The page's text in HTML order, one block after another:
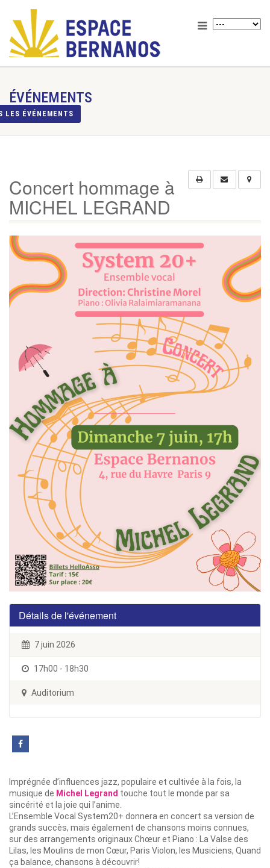
ÉVÉNEMENTS
LES ÉVÉNEMENTS
Concert hommage à
MICHEL LEGRAND
Détails de l'événement
7 juin 2026
17h00 - 18h30
Auditorium
Imprégnée d’influences jazz, populaire et cultivée à la fois, la
musique de Michel Legrand touche tout le monde par sa
sincérité et la joie qui l’anime.
L’Ensemble Vocal System20+ donnera en concert sa version de
grands succès, mais également de chansons moins connues,
sur des arrangements originaux Chœur et Piano : La Valse des
Lilas, les Moulins de mon Cœur, Paris Violon, les Musiciens, Quand
ça balance, chansons à découvrir!